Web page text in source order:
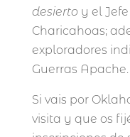
desierto y el
Charicahoas;
exploradores
Guerras Apache.
Si vais por
visita y que os